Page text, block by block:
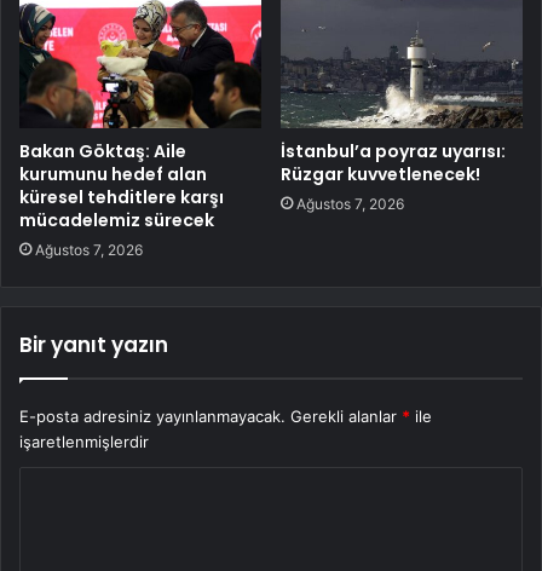
Bakan Göktaş: Aile
kurumunu hedef alan
küresel tehditlere karşı
mücadelemiz sürecek
Ağustos 7, 2026
İstanbul’a poyraz uyarısı:
Rüzgar kuvvetlenecek!
Ağustos 7, 2026
Bir yanıt yazın
E-posta adresiniz yayınlanmayacak. Gerekli alanlar * ile
işaretlenmişlerdir